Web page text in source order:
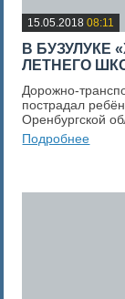
15.05.2018 08:11
В БУЗУЛУКЕ
ЛЕТНЕГО
Дорожно-
пострадал
Оренбургской
Подробнее